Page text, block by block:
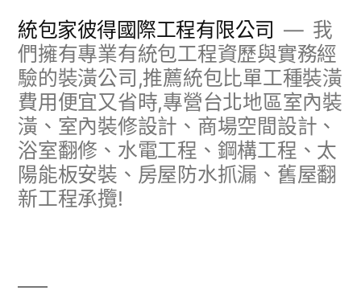
統包家彼得國際工程有限公司
我
們擁有專業有統包工程資歷與實務經
驗的裝潢公司,推薦統包比單工種裝潢
費用便宜又省時,專營台北地區室內裝
潢、室內裝修設計、商場空間設計、
浴室翻修、水電工程、鋼構工程、太
陽能板安裝、房屋防水抓漏、舊屋翻
新工程承攬!